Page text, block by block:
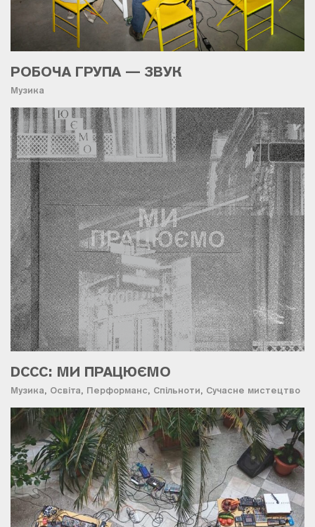
РОБОЧА ГРУПА — ЗВУК
Музика
DCCC: МИ ПРАЦЮЄМО
Музика, Освіта, Перформанс, Спільноти, Сучасне мистецтво